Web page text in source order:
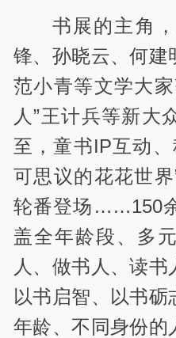
书展的主角
锋、孙晓云、何建
范小青等文学大
人”王计兵等新大
至，童书IP互动
可思议的花花世
轮番登场……150
盖全年龄段、多
人、做书人、读书
以书启智、以书
年龄、不同身份的